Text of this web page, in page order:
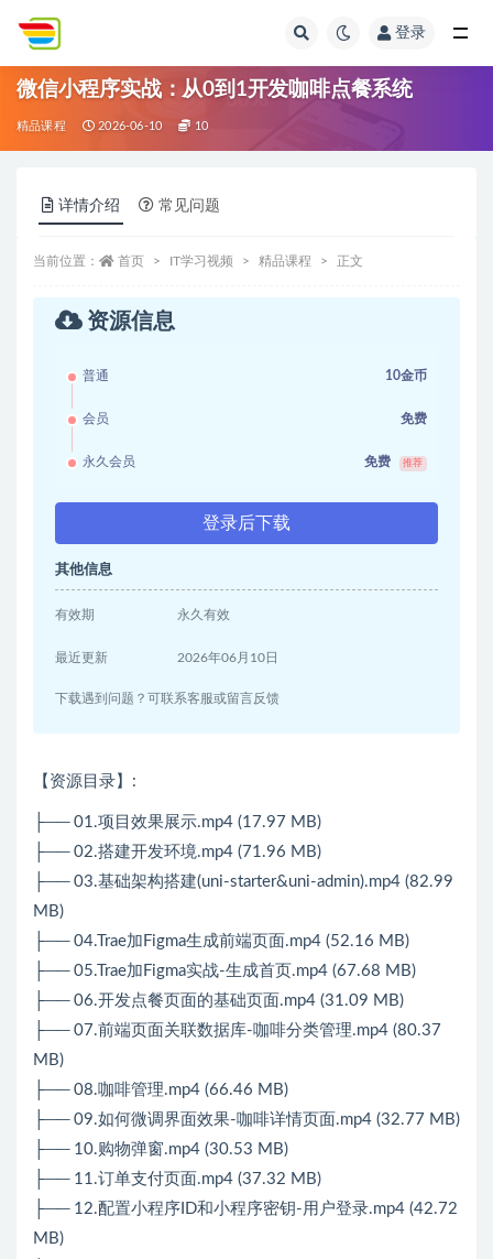
登录
微信小程序实战：从0到1开发咖啡点餐系统
精品课程 2026-06-10 10
详情介绍 常见问题
当前位置： 首页 IT学习视频 精品课程 正文
资源信息
普通 10金币
会员 免费
永久会员 免费 推荐
登录后下载
其他信息
有效期 永久有效
最近更新 2026年06月10日
下载遇到问题？可联系客服或留言反馈
【资源目录】:
├── 01.项目效果展示.mp4 (17.97 MB)
├── 02.搭建开发环境.mp4 (71.96 MB)
├── 03.基础架构搭建(uni-starter&uni-admin).mp4 (82.99
MB)
├── 04.Trae加Figma生成前端页面.mp4 (52.16 MB)
├── 05.Trae加Figma实战-生成首页.mp4 (67.68 MB)
├── 06.开发点餐页面的基础页面.mp4 (31.09 MB)
├── 07.前端页面关联数据库-咖啡分类管理.mp4 (80.37
MB)
├── 08.咖啡管理.mp4 (66.46 MB)
├── 09.如何微调界面效果-咖啡详情页面.mp4 (32.77 MB)
├── 10.购物弹窗.mp4 (30.53 MB)
├── 11.订单支付页面.mp4 (37.32 MB)
├── 12.配置小程序ID和小程序密钥-用户登录.mp4 (42.72
MB)